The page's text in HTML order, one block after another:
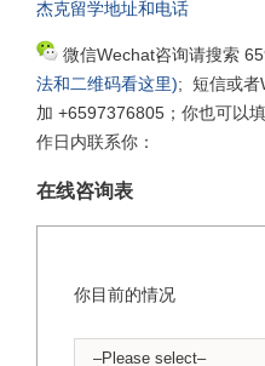
杰克留学地址和电话
微信Wechat咨询请搜索
法和二维码看这里); 短信或者
加 +6597376805；你也可以
作日内联系你：
在线咨询表
你目前的情况